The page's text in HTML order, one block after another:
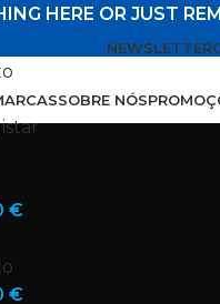
HERE OR JUST
NEWSLETTER
SOBRE NÓS
€
€